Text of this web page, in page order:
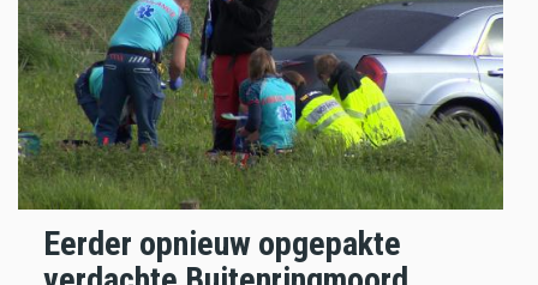
Eerder opnieuw opgepakte